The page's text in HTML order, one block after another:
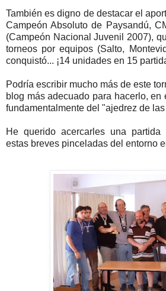
También es digno de destacar el
Campeón Absoluto de Paysandú,
(Campeón Nacional Juvenil 2007),
torneos por equipos (Salto,
conquistó... ¡14 unidades en 15
Podría escribir mucho más de este
blog más adecuado para hacerlo, en
fundamentalmente del "ajedrez de
He querido acercarles una
estas breves pinceladas del entorno